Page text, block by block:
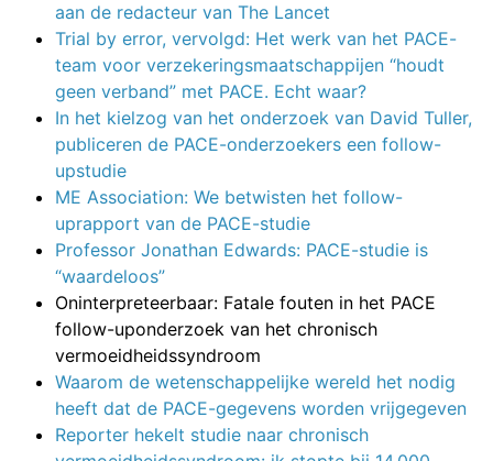
aan de redacteur van The Lancet
Trial by error, vervolgd: Het werk van het PACE-
team voor verzekeringsmaatschappijen “houdt
geen verband” met PACE. Echt waar?
In het kielzog van het onderzoek van David Tuller,
publiceren de PACE-onderzoekers een follow-
upstudie
ME Association: We betwisten het follow-
uprapport van de PACE-studie
Professor Jonathan Edwards: PACE-studie is
“waardeloos”
Oninterpreteerbaar: Fatale fouten in het PACE
follow-uponderzoek van het chronisch
vermoeidheidssyndroom
Waarom de wetenschappelijke wereld het nodig
heeft dat de PACE-gegevens worden vrijgegeven
Reporter hekelt studie naar chronisch